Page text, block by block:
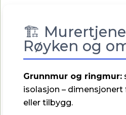
🏗️
Røyken og
Grunnmur og ringmur:
isolasjon – dimensjonert
eller tilbygg.